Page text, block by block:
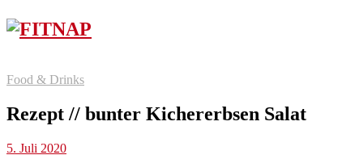
Food & Drinks
Rezept // bunter Kichererbsen Salat
5. Juli 2020